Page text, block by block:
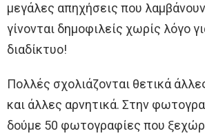
μεγάλες απηχήσεις που
γίνονται δημοφιλείς χωρίς λόγο
διαδίκτυο!
Πολλές σχολιάζονται θετικά
και άλλες αρνητικά. Στην
δούμε 50 φωτογραφίες που